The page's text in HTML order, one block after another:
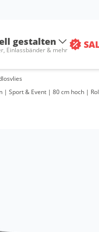
gestalten
Einlassbänder & mehr
Sport & Event | 80 cm hoch |